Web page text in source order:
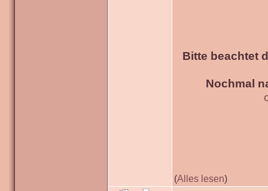
Bitte beachtet
Nochmal
(Alles lesen)